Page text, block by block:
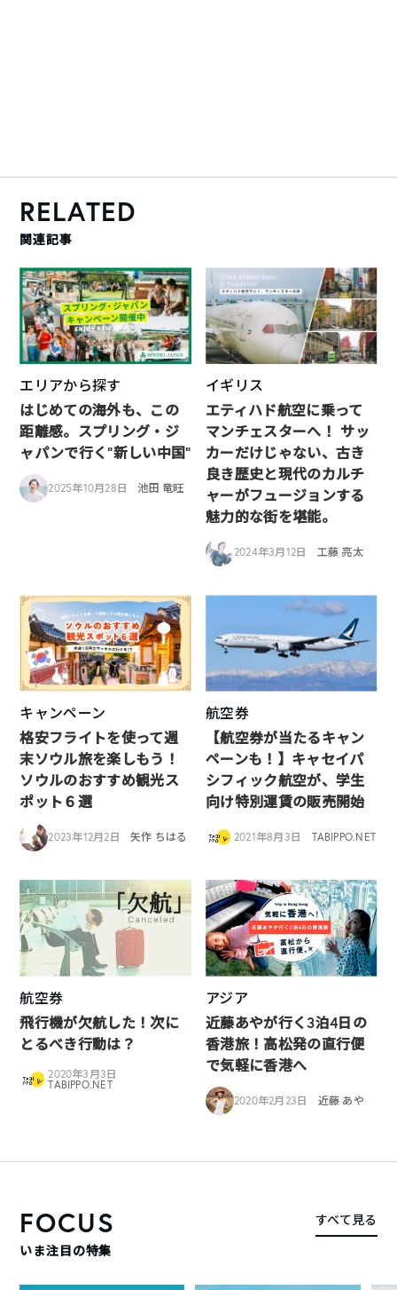
RELATED
関連記事
エリアから探す
はじめての海外も、この
距離感。スプリング・ジ
ャパンで行く“新しい中国”
2025年10月28日 池田 竜旺
イギリス
エティハド航空に乗って
マンチェスターへ！ サッ
カーだけじゃない、古き
良き歴史と現代のカルチ
ャーがフュージョンする
魅力的な街を堪能。
2024年3月12日 工藤 亮太
キャンペーン
格安フライトを使って週
末ソウル旅を楽しもう！
ソウルのおすすめ観光ス
ポット６選
2023年12月2日 矢作 ちはる
航空券
【航空券が当たるキャン
ペーンも！】キャセイパ
シフィック航空が、学生
向け特別運賃の販売開始
2021年8月3日 TABIPPO.NET
航空券
飛行機が欠航した！次に
とるべき行動は？
2020年3月3日
TABIPPO.NET
アジア
近藤あやが行く3泊4日の
香港旅！高松発の直行便
で気軽に香港へ
2020年2月23日 近藤 あや
FOCUS
いま注目の特集
すべて見る